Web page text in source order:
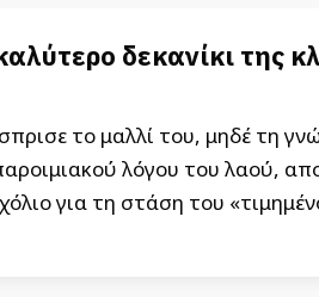
δεκανίκι της
το μαλλί του, μηδέ τη
λόγου του λαού,
για τη στάση του